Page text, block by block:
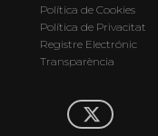
Política de Cookies
Política de Privacitat
Registre Electrónic
Transparència